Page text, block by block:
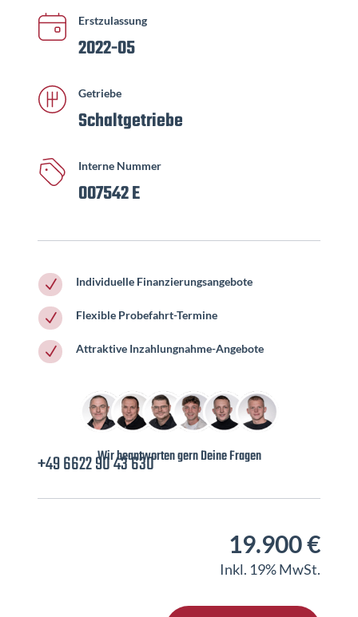
Erstzulassung
2022-05
Getriebe
Schaltgetriebe
Interne Nummer
007542 E
N Individuelle Finanzierungsangebote
N Flexible Probefahrt-Termine
N Attraktive Inzahlungnahme-Angebote
Wir beantworten gern Deine Fragen
+49 6622 90 43 630
19.900 €
Inkl. 19% MwSt.